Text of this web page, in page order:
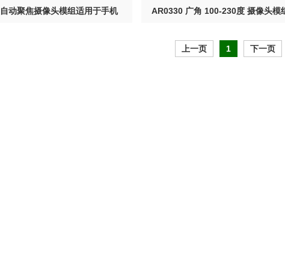
动聚焦摄像头模组适用于手机 AR0330 广角 100-230度 摄像头模
上一页 1 下一页